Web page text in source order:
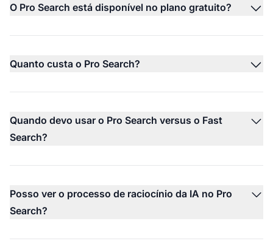
O Pro Search está disponível no plano gratuito?
Quanto custa o Pro Search?
Quando devo usar o Pro Search versus o Fast
Search?
Posso ver o processo de raciocínio da IA no Pro
Search?